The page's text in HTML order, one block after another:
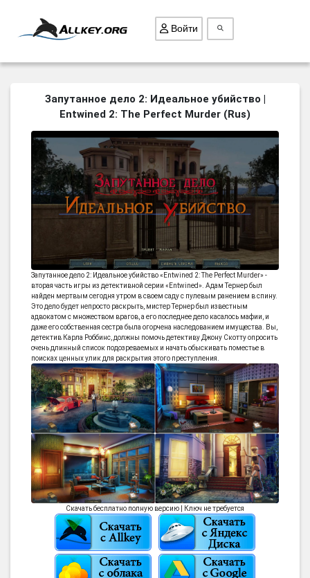
ВСЕ ИГРЫ
ПОИСК ПРЕДМЕТОВ
ГОЛОВОЛОМКИ
БИЗНЕС
ТРИ-В-РЯД
СТРАТЕГИИ
КВЕСТ
КАК СКАЧАТЬ
НОВОСТИ
Войти
Запутанное дело 2: Идеальное убийство |
Entwined 2: The Perfect Murder (Rus)
Запутанное дело 2: Идеальное убийство «Entwined 2: The Perfect Murder» -
вторая часть игры из детективной серии «Entwined». Адам Тернер был
найден мертвым сегодня утром в своем саду с пулевым ранением в спину.
Это дело будет непросто раскрыть, мистер Тернер был известным
адвокатом с множеством врагов, а его последнее дело касалось мафии, и
даже его собственная сестра была огорчена наследованием имущества. Вы,
детектив Карла Роббинс, должны помочь детективу Джону Скотту опросить
очень длинный список подозреваемых и начать обыскивать поместье в
поисках ценных улик для раскрытия этого преступления.
Скачать бесплатно полную версию | Ключ не требуется